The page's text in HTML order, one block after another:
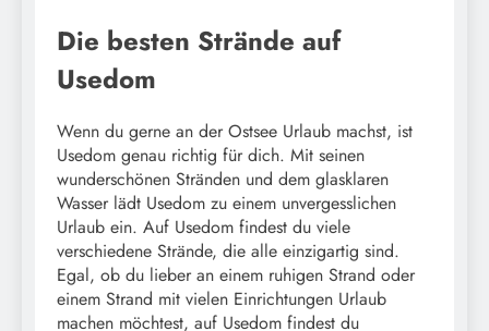
Die besten Strände auf
Usedom
Wenn du gerne an der Ostsee Urlaub machst, ist
Usedom genau richtig für dich. Mit seinen
wunderschönen Stränden und dem glasklaren
Wasser lädt Usedom zu einem unvergesslichen
Urlaub ein. Auf Usedom findest du viele
verschiedene Strände, die alle einzigartig sind.
Egal, ob du lieber an einem ruhigen Strand oder
einem Strand mit vielen Einrichtungen Urlaub
machen möchtest, auf Usedom findest du